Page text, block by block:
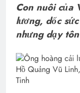
Con nuôi của
lương, dốc
nhưng dạy